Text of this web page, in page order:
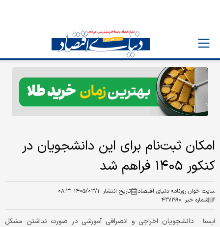
امکان ثبت‌نام برای این دانشجویان در
کنکور ۱۴۰۵ فراهم شد
سایت خوان روزنامه دنیای اقتصاد تاریخ انتشار :۱۴۰۵/۰۳/۱ ۰۸:۳۱
شماره خبر :۴۲۷۱۹۹۰
ایسنا : دانشجویان اخراجی و انصرافی آموزشی در صورت نداشتن مشکل